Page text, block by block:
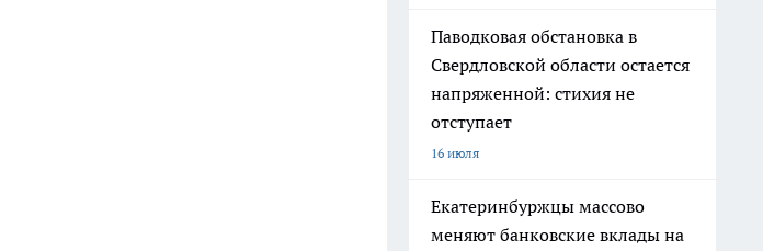
Паводковая обстановка в
Свердловской области остается
напряженной: стихия не
отступает
16 июля
Екатеринбуржцы массово
меняют банковские вклады на